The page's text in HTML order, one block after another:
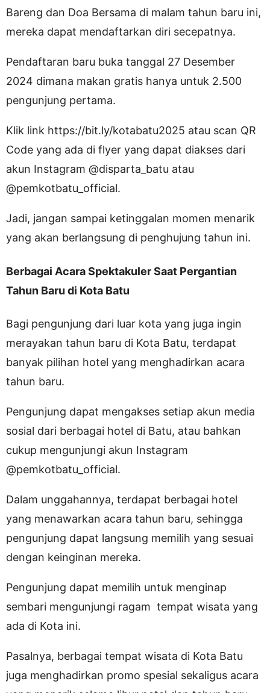
Bareng dan Doa Bersama di malam tahun baru ini,
mereka dapat mendaftarkan diri secepatnya.
Pendaftaran baru buka tanggal 27 Desember
2024 dimana makan gratis hanya untuk 2.500
pengunjung pertama.
Klik link https://bit.ly/kotabatu2025 atau scan QR
Code yang ada di flyer yang dapat diakses dari
akun Instagram @disparta_batu atau
@pemkotbatu_official.
Jadi, jangan sampai ketinggalan momen menarik
yang akan berlangsung di penghujung tahun ini.
Berbagai Acara Spektakuler Saat Pergantian
Tahun Baru di Kota Batu
Bagi pengunjung dari luar kota yang juga ingin
merayakan tahun baru di Kota Batu, terdapat
banyak pilihan hotel yang menghadirkan acara
tahun baru.
Pengunjung dapat mengakses setiap akun media
sosial dari berbagai hotel di Batu, atau bahkan
cukup mengunjungi akun Instagram
@pemkotbatu_official.
Dalam unggahannya, terdapat berbagai hotel
yang menawarkan acara tahun baru, sehingga
pengunjung dapat langsung memilih yang sesuai
dengan keinginan mereka.
Pengunjung dapat memilih untuk menginap
sembari mengunjungi ragam tempat wisata yang
ada di Kota ini.
Pasalnya, berbagai tempat wisata di Kota Batu
juga menghadirkan promo spesial sekaligus acara